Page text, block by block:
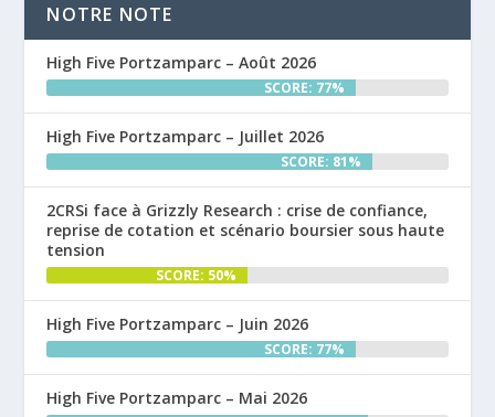
NOTRE NOTE
High Five Portzamparc – Août 2026
SCORE: 77%
High Five Portzamparc – Juillet 2026
SCORE: 81%
2CRSi face à Grizzly Research : crise de confiance,
reprise de cotation et scénario boursier sous haute
tension
SCORE: 50%
High Five Portzamparc – Juin 2026
SCORE: 77%
High Five Portzamparc – Mai 2026